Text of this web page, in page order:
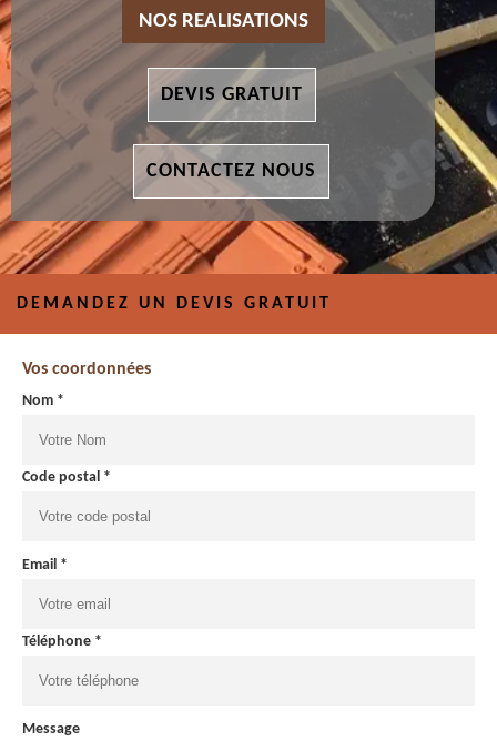
NOS REALISATIONS
DEVIS GRATUIT
CONTACTEZ NOUS
DEMANDEZ UN DEVIS GRATUIT
Vos coordonnées
Nom *
Code postal *
Email *
Téléphone *
Message